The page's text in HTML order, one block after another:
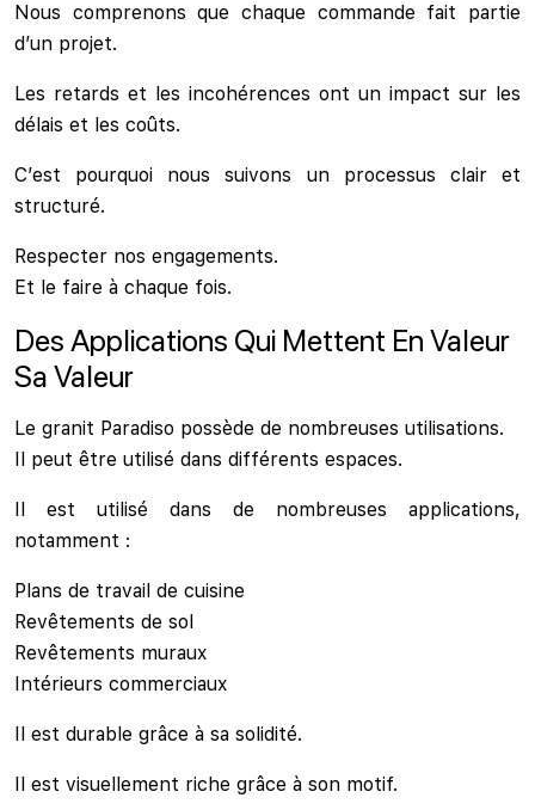
Nous comprenons que chaque commande fait partie
d’un projet.
Les retards et les incohérences ont un impact sur les
délais et les coûts.
C’est pourquoi nous suivons un processus clair et
structuré.
Respecter nos engagements.
Et le faire à chaque fois.
Des Applications Qui Mettent En Valeur
Sa Valeur
Le granit Paradiso possède de nombreuses utilisations.
Il peut être utilisé dans différents espaces.
Il est utilisé dans de nombreuses applications,
notamment :
Plans de travail de cuisine
Revêtements de sol
Revêtements muraux
Intérieurs commerciaux
Il est durable grâce à sa solidité.
Il est visuellement riche grâce à son motif.